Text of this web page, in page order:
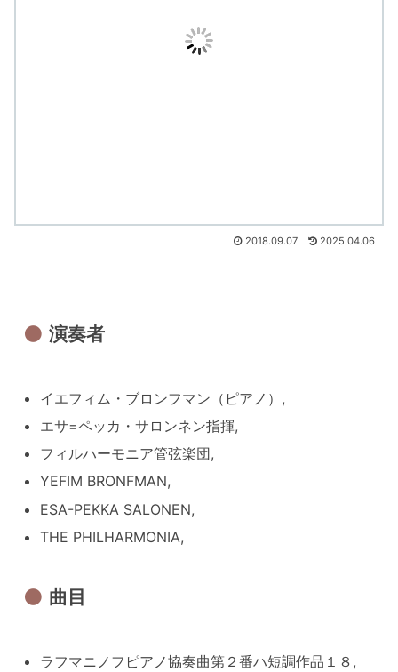
2018.09.07 2025.04.06
演奏者
イエフィム・ブロンフマン（ピアノ）,
エサ=ペッカ・サロンネン指揮,
フィルハーモニア管弦楽団,
YEFIM BRONFMAN,
ESA-PEKKA SALONEN,
THE PHILHARMONIA,
曲目
ラフマニノフピアノ協奏曲第２番ハ短調作品１８,